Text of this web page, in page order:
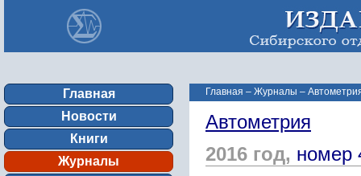
Главная
Новости
Книги
Журналы
Главная – Журналы –
Автометрия
2016 год, номер